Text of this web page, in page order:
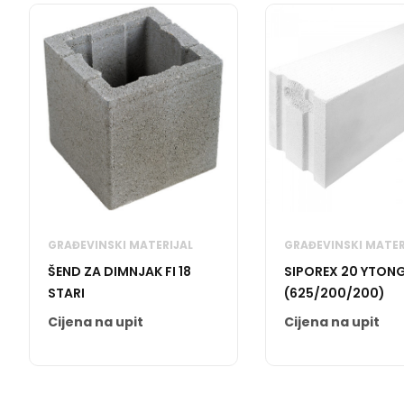
GRAĐEVINSKI MATERIJAL
ŠEND ZA DIMNJAK FI 18
STARI
Cijena na upit
GRAĐEVINSKI
SIPOREX 20
(625/200/200)
Cijena na upit